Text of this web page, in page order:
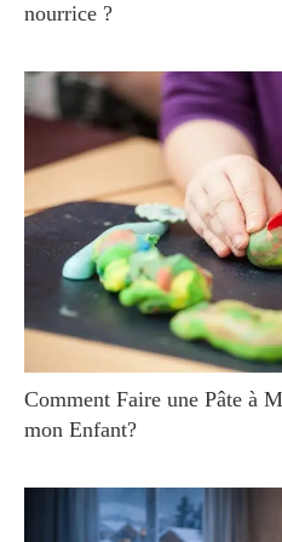
nourrice ?
Comment Faire une Pâte à
mon Enfant?